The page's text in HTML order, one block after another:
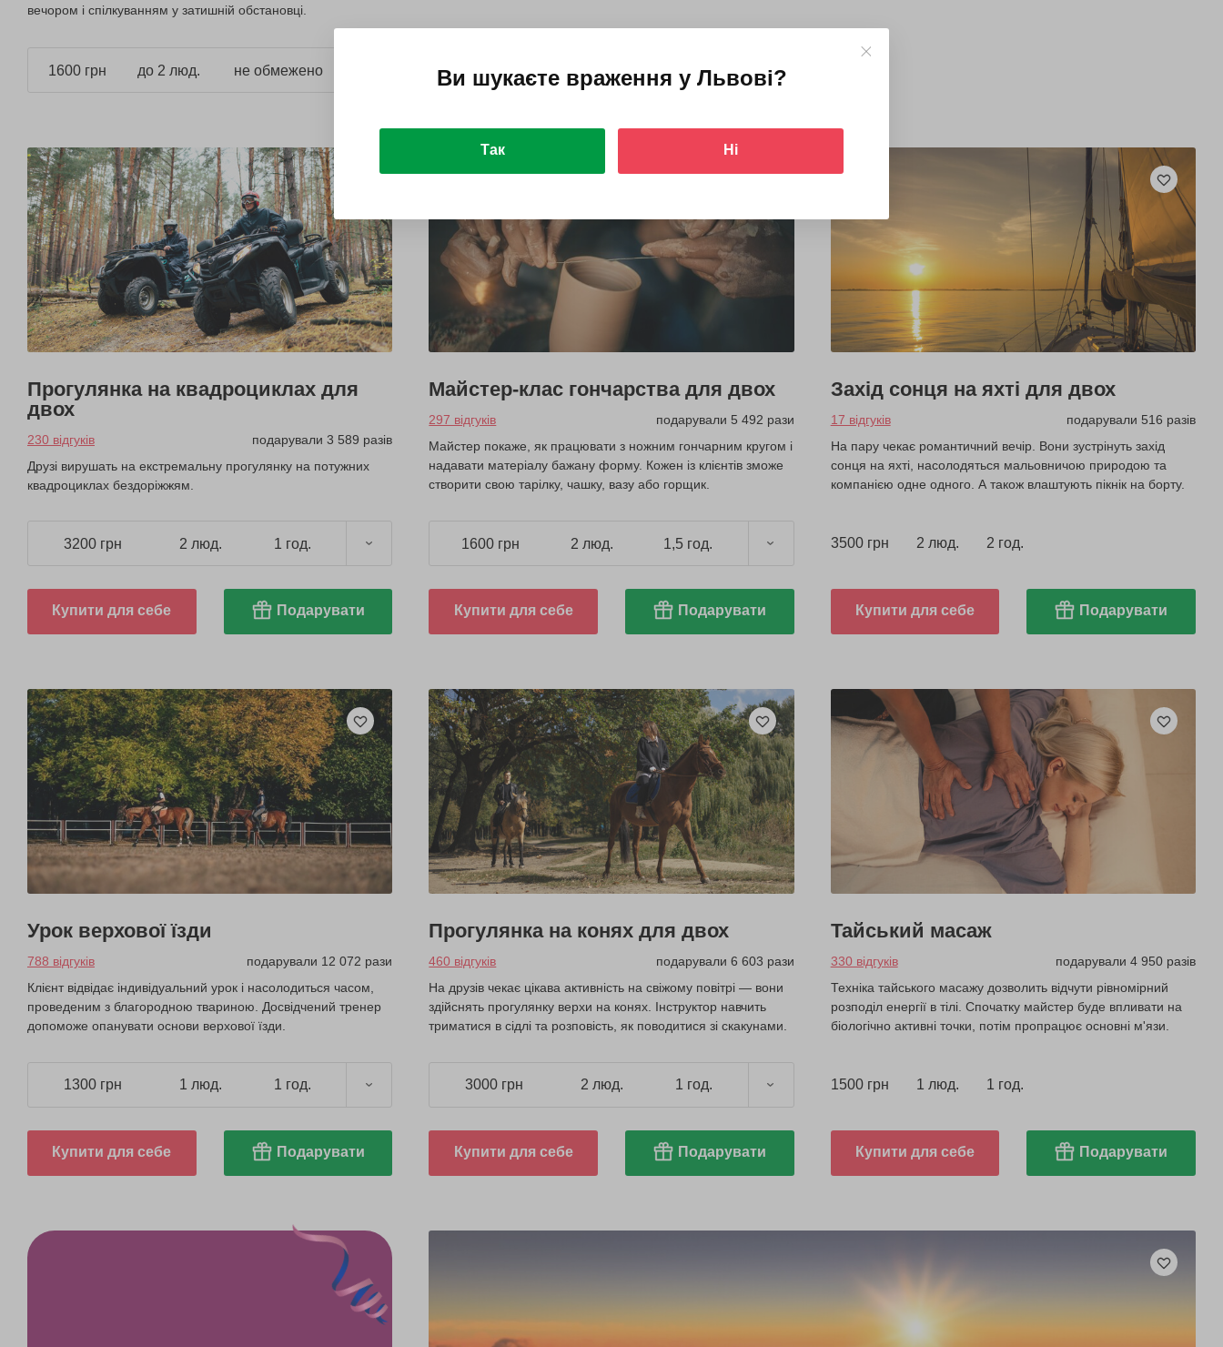
вечором і спілкуванням у затишній обстановці.
1600 грн до 2 люд. не обмежено Подарувати
Прогулянка на квадроциклах для
двох
230 відгуків
подарували 3 589 разів
Друзі вирушать на екстремальну прогулянку на потужних
квадроциклах бездоріжжям.
3200 грн 2 люд. 1 год.
Купити для себе Подарувати
Майстер-клас гончарства для двох
297 відгуків
подарували 5 492 рази
Майстер покаже, як працювати з ножним гончарним кругом і
надавати матеріалу бажану форму. Кожен із клієнтів зможе
створити свою тарілку, чашку, вазу або горщик.
1600 грн 2 люд. 1,5 год.
Купити для себе Подарувати
Захід сонця на яхті для двох
17 відгуків
подарували 516 разів
На пару чекає романтичний вечір. Вони зустрінуть захід
сонця на яхті, насолодяться мальовничою природою та
компанією одне одного. А також влаштують пікнік на борту.
3500 грн 2 люд. 2 год.
Купити для себе Подарувати
Урок верхової їзди
788 відгуків
подарували 12 072 рази
Клієнт відвідає індивідуальний урок і насолодиться часом,
проведеним з благородною твариною. Досвідчений тренер
допоможе опанувати основи верхової їзди.
1300 грн 1 люд. 1 год.
Купити для себе Подарувати
Прогулянка на конях для двох
460 відгуків
подарували 6 603 рази
На друзів чекає цікава активність на свіжому повітрі — вони
здійснять прогулянку верхи на конях. Інструктор навчить
триматися в сідлі та розповість, як поводитися зі скакунами.
3000 грн 2 люд. 1 год.
Купити для себе Подарувати
Тайський масаж
330 відгуків
подарували 4 950 разів
Техніка тайського масажу дозволить відчути рівномірний
розподіл енергії в тілі. Спочатку майстер буде впливати на
біологічно активні точки, потім пропрацює основні м'язи.
1500 грн 1 люд. 1 год.
Купити для себе Подарувати
Ви шукаєте враження у Львові?
Так Ні